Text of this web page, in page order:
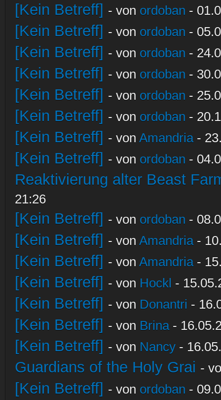
[Kein Betreff] - von ordoban -
[Kein Betreff] - von ordoban -
[Kein Betreff] - von ordoban -
[Kein Betreff] - von ordoban -
[Kein Betreff] - von ordoban -
[Kein Betreff] - von ordoban -
[Kein Betreff] - von Amandria-
[Kein Betreff] - von ordoban -
Reaktivierung alter Beast
21:26
[Kein Betreff] - von ordoban -
[Kein Betreff] - von Amandria-
[Kein Betreff] - von Amandria-
[Kein Betreff] - von Hockl -
[Kein Betreff] - von Donantri -
[Kein Betreff] - von Brina-
[Kein Betreff] - von Nancy -
Guardians of the Holy Grai -
[Kein Betreff] - von ordoban -